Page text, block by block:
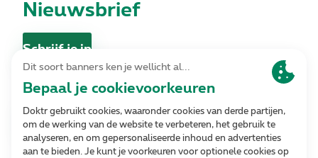
Nieuwsbrief
Schrijf je in
Contact
Contacteer ons